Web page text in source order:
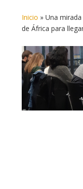
Inicio » Una
de África para